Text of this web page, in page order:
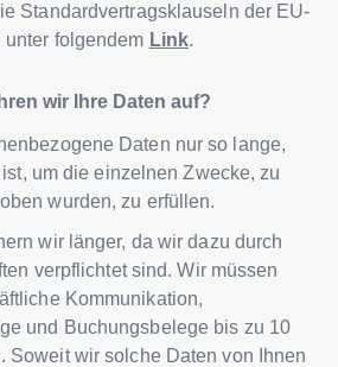
Standardvertragsklauseln der EU-
unter folgendem Link.
wir Ihre Daten auf?
Daten nur so lange,
um die einzelnen Zwecke, zu
wurden, zu erfüllen.
wir länger, da wir dazu durch
verpflichtet sind. Wir müssen
Kommunikation,
und Buchungsbelege bis zu 10
Soweit wir solche Daten von Ihnen